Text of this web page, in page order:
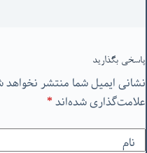
پاسخی بگذارید
نشانی ایمیل شما منتشر
علامت‌گذاری شده‌اند*
نام